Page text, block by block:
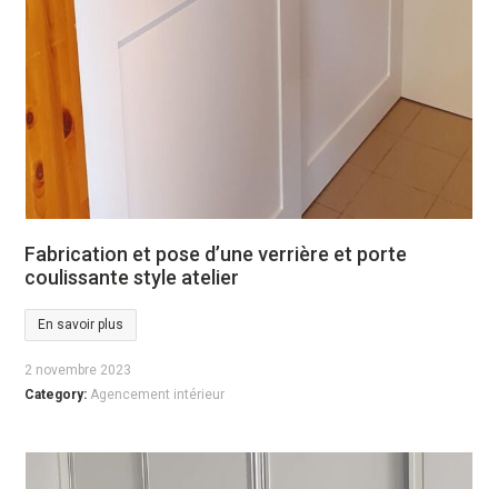
Fabrication et pose d’une verrière et porte
coulissante style atelier
En savoir plus
2 novembre 2023
Category: Agencement intérieur